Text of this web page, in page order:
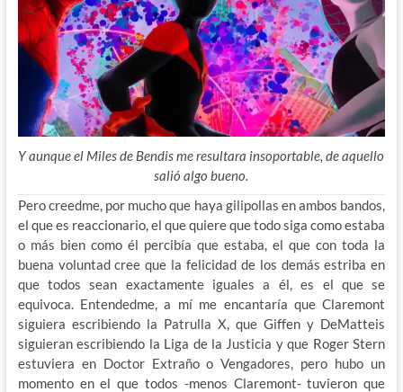
Y aunque el Miles de Bendis me resultara insoportable, de aquello
salió algo bueno.
Pero creedme, por mucho que haya gilipollas en ambos bandos,
el que es reaccionario, el que quiere que todo siga como estaba
o más bien como él percibía que estaba, el que con toda la
buena voluntad cree que la felicidad de los demás estriba en
que todos sean exactamente iguales a él, es el que se
equivoca. Entendedme, a mí me encantaría que Claremont
siguiera escribiendo la Patrulla X, que Giffen y DeMatteis
siguieran escribiendo la Liga de la Justicia y que Roger Stern
estuviera en Doctor Extraño o Vengadores, pero hubo un
momento en el que todos -menos Claremont- tuvieron que